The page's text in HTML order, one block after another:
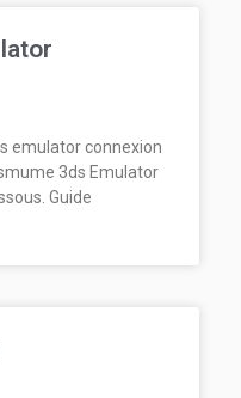
emulator connexion
3ds Emulator
Guide